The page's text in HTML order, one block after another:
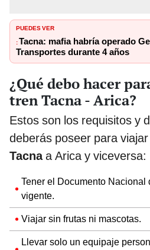
PUEDES VER
:Tacna: mafia habría operado
Transportes durante 4 años
¿Qué debo hacer
tren Tacna - Arica?
Estos son los requisitos y
deberás poseer para
Tacnaa Arica y viceversa:
Tener el Documento Nacional
vigente.
Viajar sin frutas ni mascotas.
Llevar solo un equipaje